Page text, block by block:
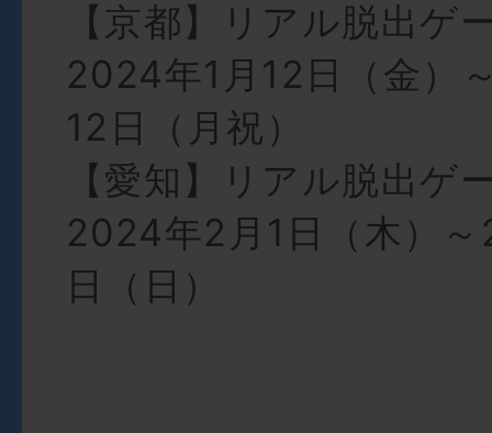
【京都】リアル脱出ゲ
2024年1月12日（金）
12日（月祝）
【愛知】リアル脱出ゲ
2024年2月1日（木）
日（日）